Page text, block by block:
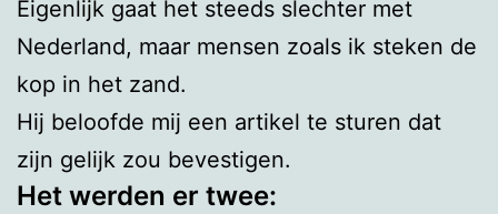
Eigenlijk gaat het steeds slechter met
Nederland, maar mensen zoals ik steken de
kop in het zand.
Hij beloofde mij een artikel te sturen dat
zijn gelijk zou bevestigen.
Het werden er twee: